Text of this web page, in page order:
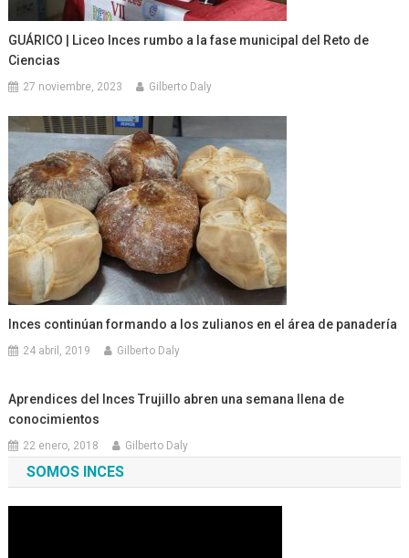
GUÁRICO | Liceo Inces rumbo a la fase municipal del Reto de
Ciencias
27 noviembre, 2023 Gilberto Daly
Inces continúan formando a los zulianos en el área de panadería
24 abril, 2019 Gilberto Daly
Aprendices del Inces Trujillo abren una semana llena de
conocimientos
22 enero, 2018 Gilberto Daly
SOMOS INCES